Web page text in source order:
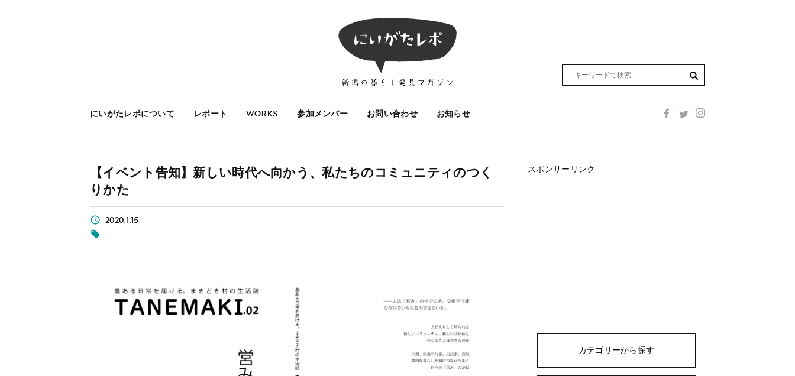
にいがたレポについて レポート WORKS 参加メンバー お問い合わせ お知らせ
【イベント告知】新しい時代へ向かう、私たちのコミュニティのつく
りかた
2020.1.15
スポンサーリンク
カテゴリーから探す